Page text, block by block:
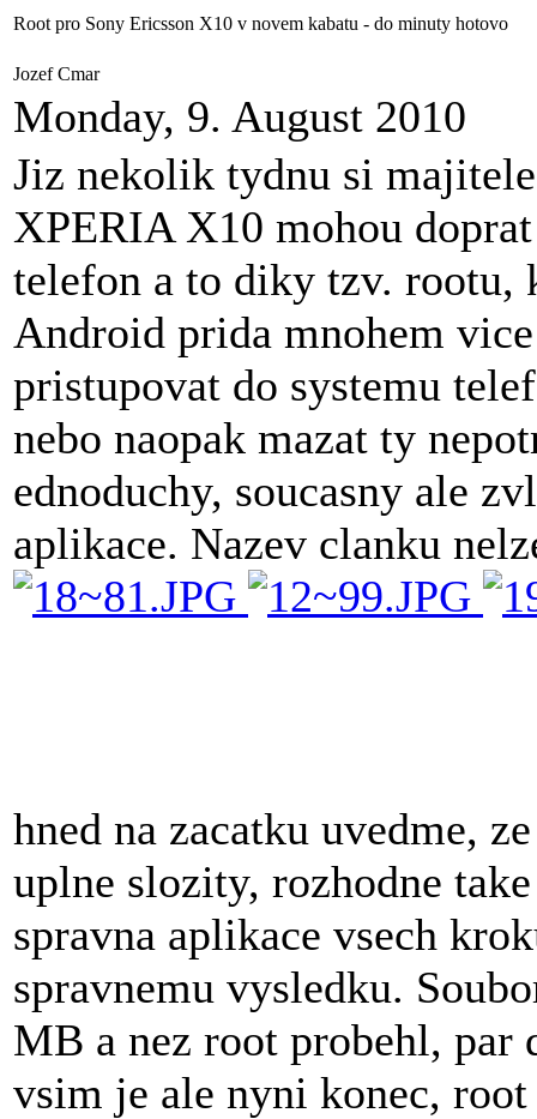
Root pro Sony Ericsson X10 v novem kabatu - do minuty hotovo
Jozef Cmar
Monday, 9. August 2010
Jiz nekolik tydnu si
XPERIA X10 mohou
telefon a to diky tzv. rootu,
Android prida mnohem
pristupovat do systemu
nebo naopak mazat ty
ednoduchy, soucasny ale
aplikace. Nazev clanku
hned na zacatku uvedme,
uplne slozity, rozhodne
spravna aplikace vsech
spravnemu vysledku.
MB a nez root probehl, par
vsim je ale nyni konec,